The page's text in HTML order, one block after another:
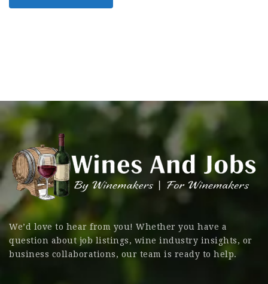
We’d love to hear from you! Whether you have a
question about job listings, wine industry insights, or
business collaborations, our team is ready to help.